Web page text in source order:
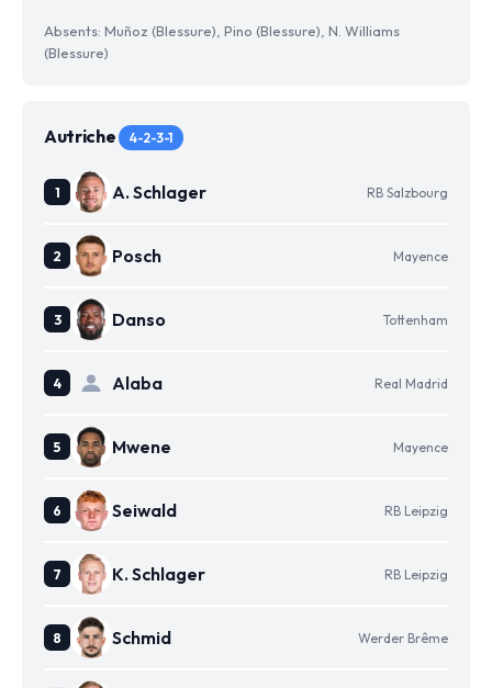
Absents: Muñoz (Blessure), Pino (Blessure), N. Williams
(Blessure)
Autriche 4-2-3-1
A. Schlager RB Salzbourg
Posch Mayence
Danso Tottenham
Alaba Real Madrid
Mwene Mayence
Seiwald RB Leipzig
K. Schlager RB Leipzig
Schmid Werder Brême